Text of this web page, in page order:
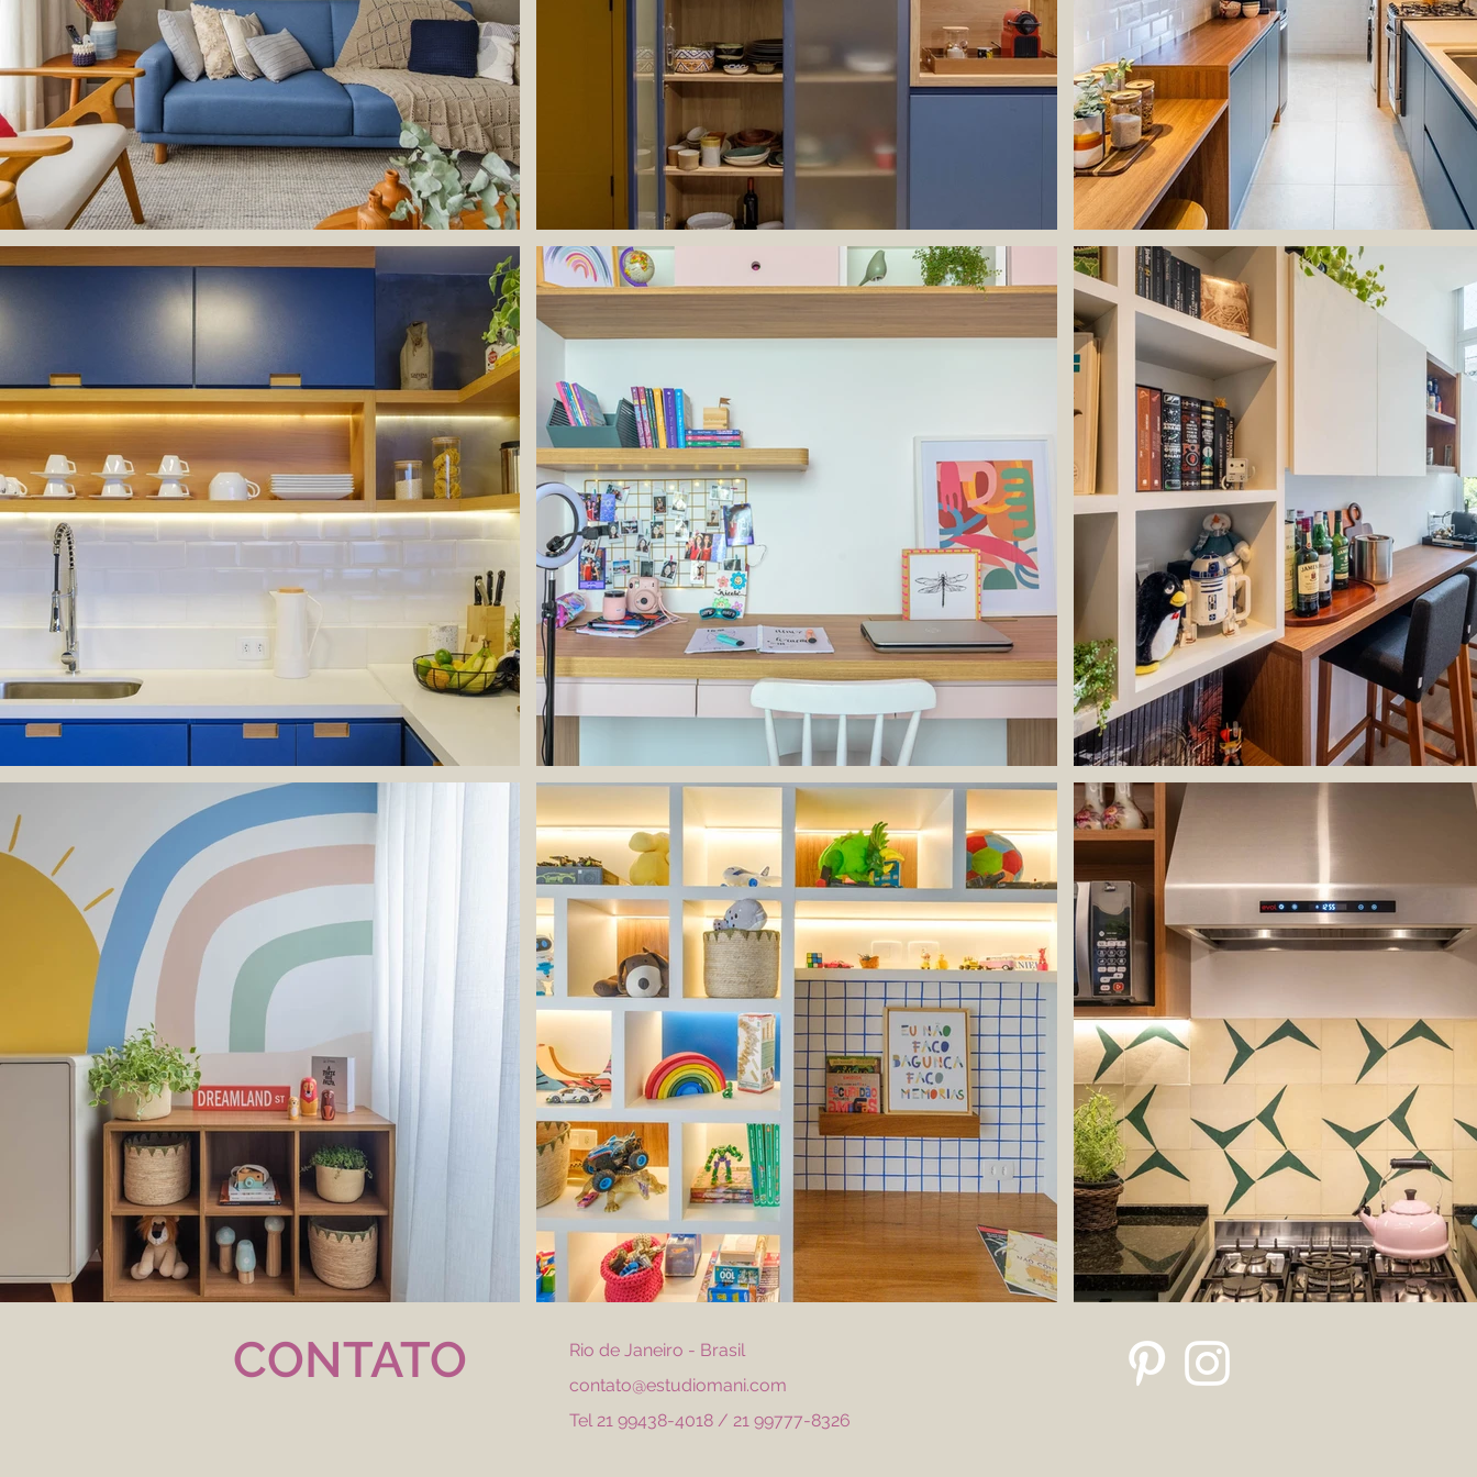
CONTATO
Rio de Janeiro - Brasil
contato@estudiomani.com
Tel 21 99438-4018 / 21 99777-8326